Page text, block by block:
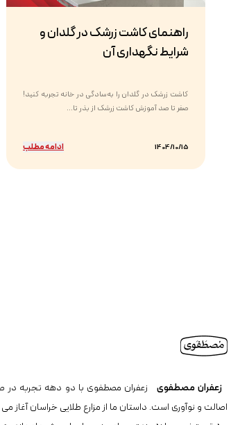
راهنمای کاشت زرشک در گلدان و
شرایط نگهداری آن
کاشت زرشک در گلدان را به‌سادگی در خانه تجربه کنید!
صفر تا صد آموزش کاشت زرشک از بذر تا...
1404/10/15 ادامه مطلب
زعفران مصطفوی
زعفران مصطفوی با دو دهه تجربه در
اصالت و نوآوری است. داستان ما از مزارع طلایی خراسان